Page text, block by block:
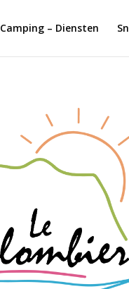
Camping – Diensten